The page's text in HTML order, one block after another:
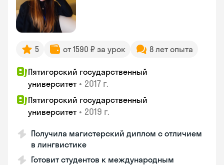
5 от 1590 ₽ за урок 8 лет опыта
Пятигорский государственный
университет • 2017 г.
Пятигорский государственный
университет • 2019 г.
Получила магистерский диплом с отличием
в лингвистике
Готовит студентов к международным